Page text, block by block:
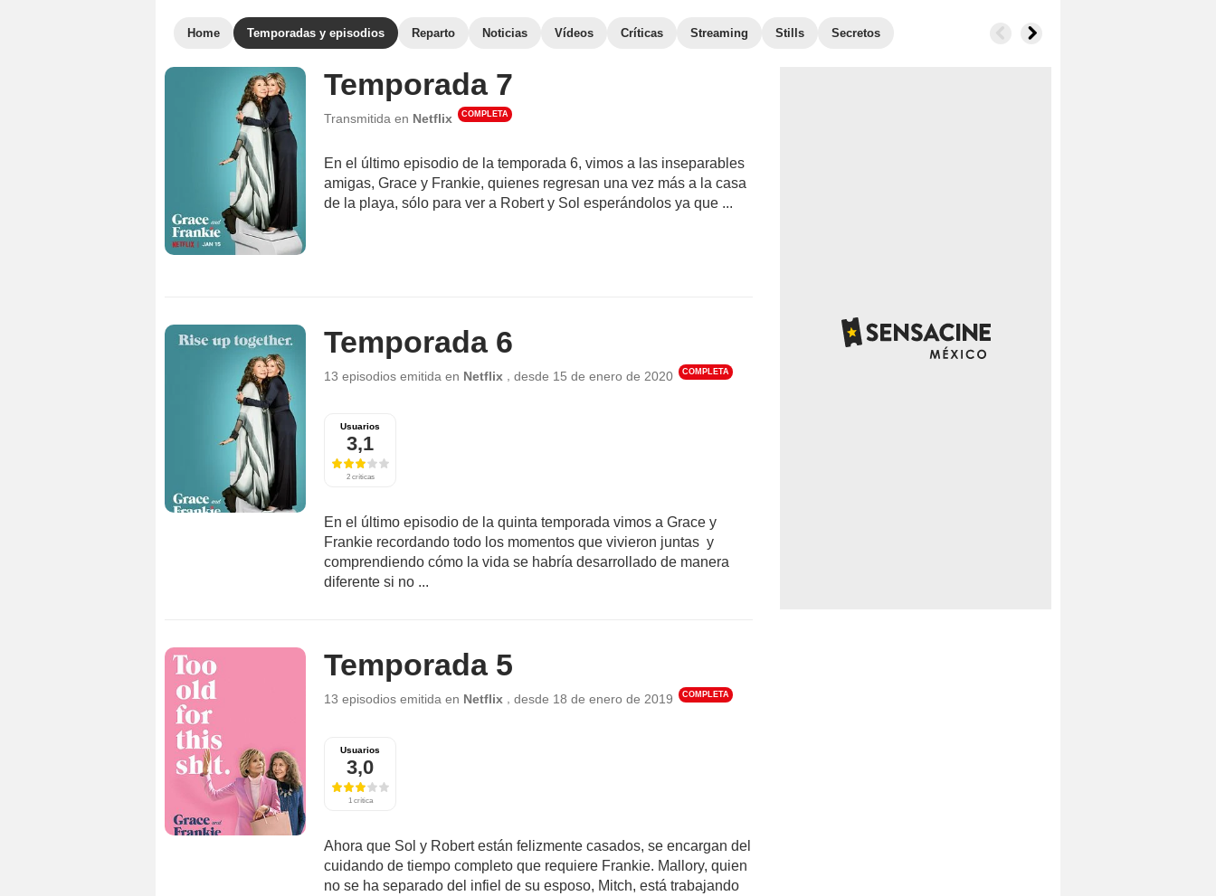
Home Temporadas y episodios Reparto Noticias Vídeos Críticas Streaming Stills Secretos
Temporada 7
Transmitida en Netflix COMPLETA
En el último episodio de la temporada 6, vimos a las inseparables
amigas, Grace y Frankie, quienes regresan una vez más a la casa
de la playa, sólo para ver a Robert y Sol esperándolos ya que ...
Temporada 6
13 episodios emitida en Netflix desde 15 de enero de 2020 COMPLETA
Usuarios
3,1
2 críticas
En el último episodio de la quinta temporada vimos a Grace y
Frankie recordando todo los momentos que vivieron juntas y
comprendiendo cómo la vida se habría desarrollado de manera
diferente si no ...
Temporada 5
13 episodios emitida en Netflix , desde 18 de enero de 2019 COMPLETA
Usuarios
3,0
1 crítica
Ahora que Sol y Robert están felizmente casados, se encargan del
cuidando de tiempo completo que requiere Frankie. Mallory, quien
no se ha separado del infiel de su esposo, Mitch, está trabajando